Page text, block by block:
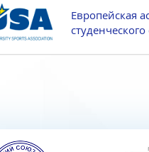
Европейская
студенческого